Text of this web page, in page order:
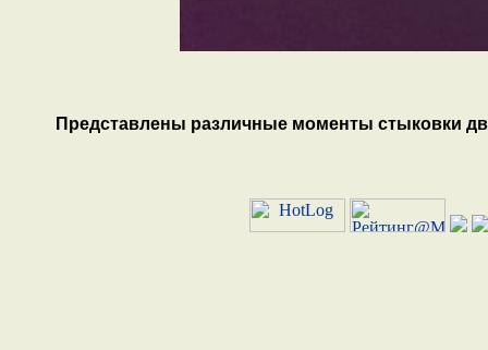
Представлены различные моменты стыковки